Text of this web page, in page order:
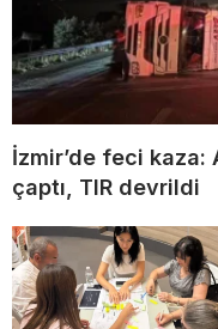
İzmir’de feci kaza:
çaptı, TIR devrildi